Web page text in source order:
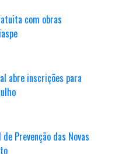
com obras
abre inscrições para
Prevenção das Novas